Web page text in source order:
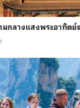
มกลางแสงพระอาทิต